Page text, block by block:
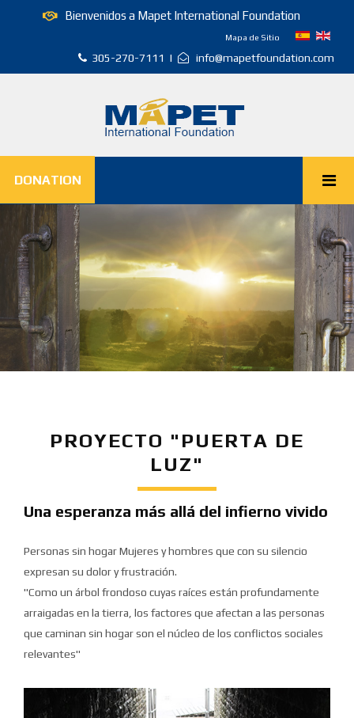
Bienvenidos a Mapet International Foundation
Mapa de Sitio
305-270-7111 | info@mapetfoundation.com
DONATION
PROYECTO "PUERTA DE
LUZ"
Una esperanza más allá del infierno vivido
Personas sin hogar Mujeres y hombres que con su silencio
expresan su dolor y frustración.
"Como un árbol frondoso cuyas raíces están profundamente
arraigadas en la tierra, los factores que afectan a las personas
que caminan sin hogar son el núcleo de los conflictos sociales
relevantes"